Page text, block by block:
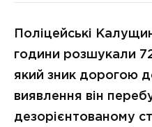
Поліцейські
години розшукали
який зник дорогою
виявлення він
дезорієнтованому